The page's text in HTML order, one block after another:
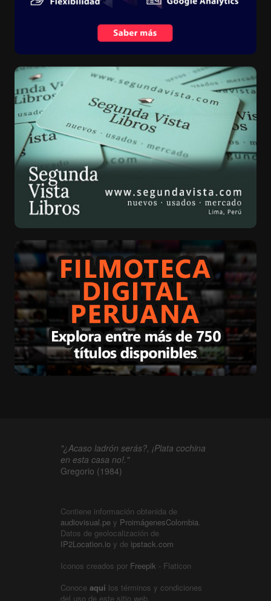
"¿Acaso ladrón serás?, ¡Plata cochina
en esta casa no!."
Gregorio (1984)
Contiene información obtenida de
audiovisual.pe y ProimágenesColombia.
Datos de geolocalización de
IP2Location.io y de ipstack.com
Iconos creados por Freepik - Flaticon
Conoce aquí los términos y condiciones
del uso de este sitio web.